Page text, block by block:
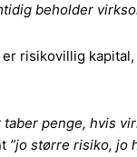
beholder
risikovillig
penge, hvis
”jo større risiko, jo